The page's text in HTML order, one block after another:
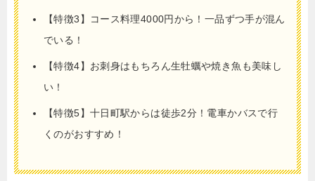
【特徴3】コース料理4000円から！一品ずつ手が混ん
でいる！
【特徴4】お刺身はもちろん生牡蠣や焼き魚も美味し
い！
【特徴5】十日町駅からは徒歩2分！電車かバスで行
くのがおすすめ！